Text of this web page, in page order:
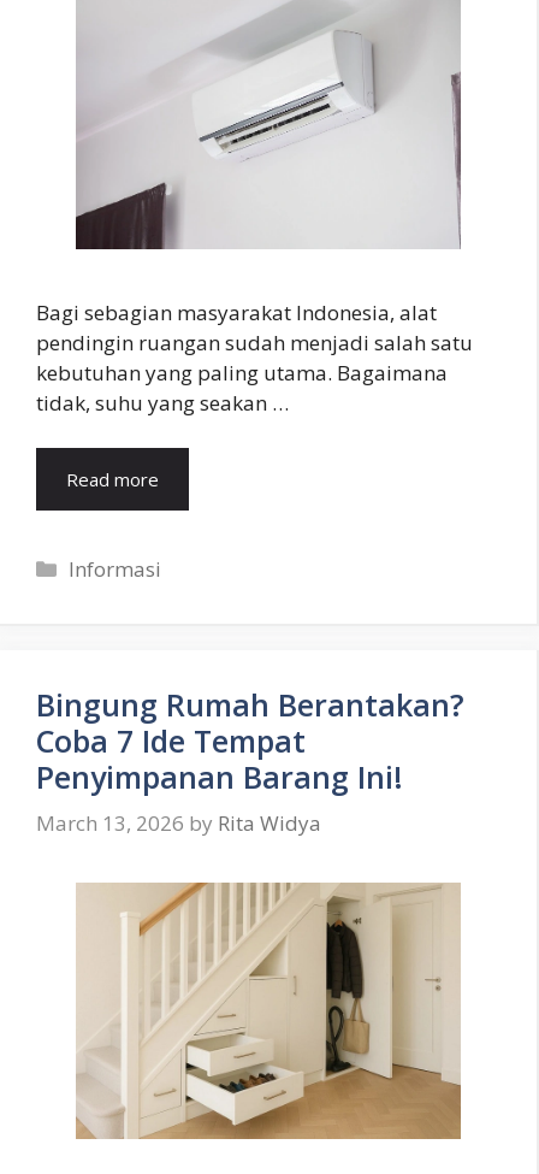
Bagi sebagian masyarakat Indonesia, alat
pendingin ruangan sudah menjadi salah satu
kebutuhan yang paling utama. Bagaimana
tidak, suhu yang seakan …
Read more
Categories
Informasi
Bingung Rumah Berantakan?
Coba 7 Ide Tempat
Penyimpanan Barang Ini!
March 13, 2026 by Rita Widya